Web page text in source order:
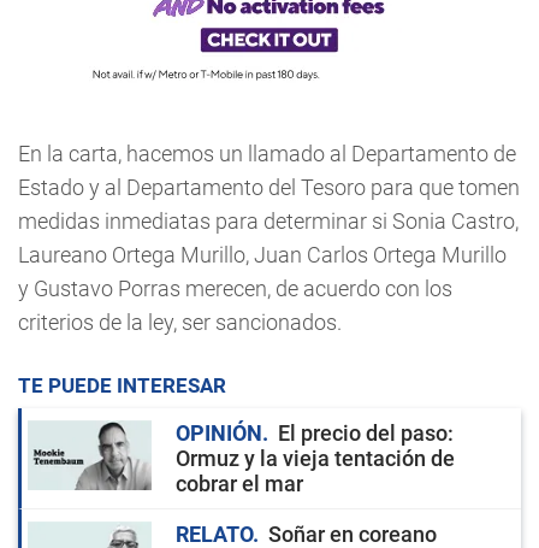
En la carta, hacemos un llamado al Departamento de
Estado y al Departamento del Tesoro para que tomen
medidas inmediatas para determinar si Sonia Castro,
Laureano Ortega Murillo, Juan Carlos Ortega Murillo
y Gustavo Porras merecen, de acuerdo con los
criterios de la ley, ser sancionados.
TE PUEDE INTERESAR
OPINIÓN
El precio del paso:
Ormuz y la vieja tentación de
cobrar el mar
RELATO
Soñar en coreano